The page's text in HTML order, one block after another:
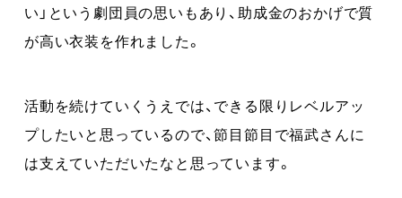
い」という劇団員の思いもあり、助成金のおかげで質
が高い衣装を作れました。
活動を続けていくうえでは、できる限りレベルアッ
プしたいと思っているので、節目節目で福武さんに
は支えていただいたなと思っています。